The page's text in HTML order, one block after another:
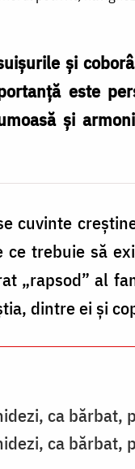
și
este
și
cuvinte
trebuie să
„rapsod” al
dintre ei și
ca bărbat,
ca